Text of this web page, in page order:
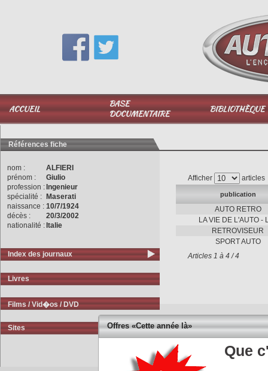
ACCUEIL
BASE
DOCUMENTAIRE
BIBLIOTHÈQUE
06 51 040 025
Références fiche
nom :
ALFIERI
prénom :
Giulio
profession : Ingenieur
spécialité :
Maserati
naissance : 10/7/1924
décès :
20/3/2002
nationalité : Italie
Index des journaux
Livres
Films / Vid�os / DVD
Sites
Afficher articles
publication
AUTO RETRO
LA VIE DE L'AUTO -
RETROVISEUR
SPORT AUTO
Articles 1 à 4 / 4
Offres «Cette année là»
Que